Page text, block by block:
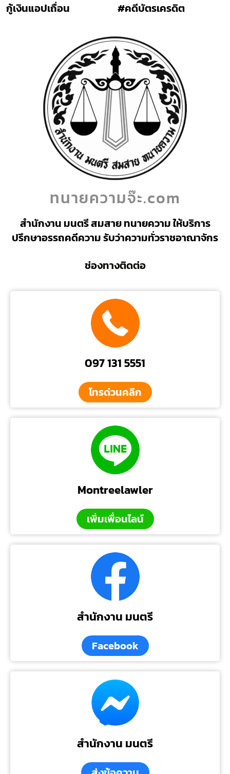
กู้เงินแอปเถื่อน #คดีบัตรเครดิต
ทนายความจ๊ะ.com
สำนักงาน มนตรี สมสาย ทนายความ ให้บริการ
ปรึกษาอรรถคดีความ รับว่าความทั่วราชอาณาจักร
ช่องทางติดต่อ
097 131 5551
โทรด่วนคลิก
Montreelawler
เพิ่มเพื่อนไลน์
สำนักงาน มนตรี
Facebook
สำนักงาน มนตรี